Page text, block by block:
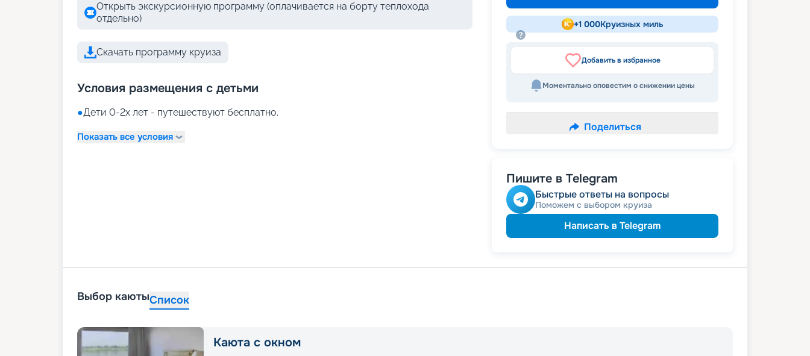
Открыть экскурсионную программу (оплачивается на борту теплохода
отдельно)
Скачать программу круиза
Условия размещения с детьми
●Дети 0-2х лет - путешествуют бесплатно.
Показать все условия
+1 000Круизных миль
Добавить в избранное
Моментально оповестим о снижении цены
Поделиться
Пишите в Telegram
Быстрые ответы на вопросы
Поможем с выбором круиза
Написать в Telegram
Выбор каютыСписок
Каюта с окном